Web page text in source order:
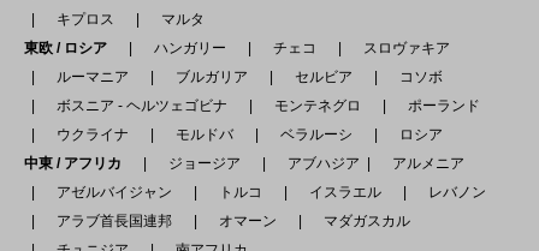
キプロス
マルタ
東欧 / ロシア
ハンガリー チェコ
スロヴァキア
ルーマニア
ブルガリア セルビア
コソボ
ボスニア - ヘルツェゴビナ
モンテネグロ
ポーランド
ウクライナ
モルドバ ベラルーシ
ロシア
中東 / アフリカ
ジョージア アブハジア
アルメニア
アゼルバイジャン
トルコ イスラエル
レバノン
アラブ首長国連邦
オマーン
マダガスカル